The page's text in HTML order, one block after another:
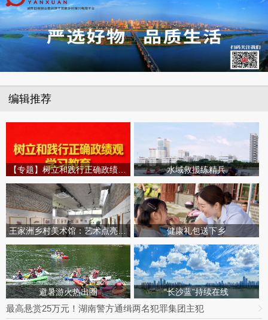
编辑推荐
水域救援练精兵
王家洲乡村美术馆：艺术点亮田园乡村 健康礼包送下乡
避暑游火热出圈 “长沙蓝”持续在线
最高悬赏25万元！湖南警方通缉两名犯罪集团主犯